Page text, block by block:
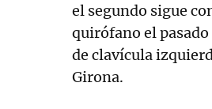
el segundo sigue
quirófano el
de clavícula
Girona.